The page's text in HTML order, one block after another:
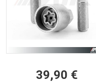
39,90 €